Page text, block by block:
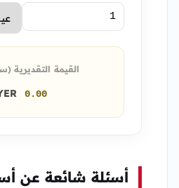
القيمة التقديرية
0.00
أسئلة شائعة عن